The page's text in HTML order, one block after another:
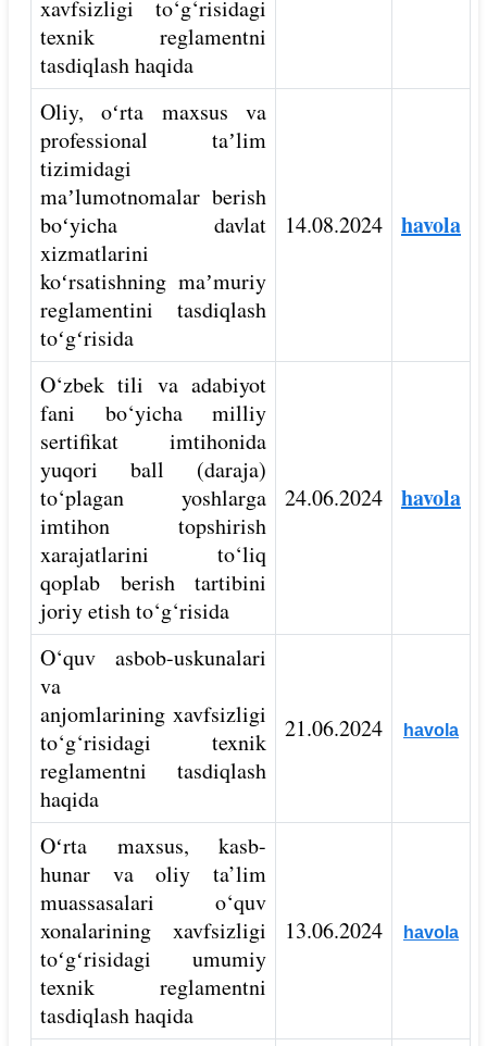
xavfsizligi to‘g‘risidagi
texnik reglamentni
tasdiqlash haqida
Oliy, oʻrta maxsus va
professional taʼlim
tizimidagi
maʼlumotnomalar berish
boʻyicha davlat
xizmatlarini
koʻrsatishning maʼmuriy
reglamentini tasdiqlash
toʻgʻrisida
14.08.2024 havola
O‘zbek tili va adabiyot
fani bo‘yicha milliy
sertifikat imtihonida
yuqori ball (daraja)
to‘plagan yoshlarga
imtihon topshirish
xarajatlarini to‘liq
qoplab berish tartibini
joriy etish to‘g‘risida
24.06.2024 havola
O‘quv asbob-uskunalari
va
anjomlarining xavfsizligi
to‘g‘risidagi texnik
reglamentni tasdiqlash
haqida
21.06.2024 havola
Oʻrta maxsus, kasb-
hunar va oliy ta’lim
muassasalari o‘quv
xonalarining xavfsizligi
toʻgʻrisidagi umumiy
texnik reglamentni
tasdiqlash haqida
13.06.2024 havola